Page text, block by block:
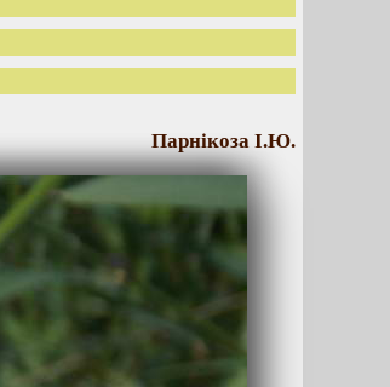
Парнікоза І.Ю.